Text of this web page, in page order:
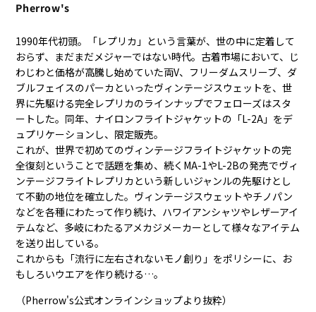
Pherrow's
1990年代初頭。「レプリカ」という言葉が、世の中に定着して
おらず、まだまだメジャーではない時代。古着市場において、じ
わじわと価格が高騰し始めていた両V、フリーダムスリーブ、ダ
ブルフェイスのパーカといったヴィンテージスウェットを、世
界に先駆ける完全レプリカのラインナップでフェローズはスタ
ートした。 同年、ナイロンフライトジャケットの「L-2A」をデ
ュプリケーションし、限定販売。
これが、世界で初めてのヴィンテージフライトジャケットの完
全復刻ということで話題を集め、続くMA-1やL-2Bの発売でヴィ
ンテージフライトレプリカという新しいジャンルの先駆けとし
て不動の地位を確立した。 ヴィンテージスウェットやチノパン
などを各種にわたって作り続け、ハワイアンシャツやレザーアイ
テムなど、多岐にわたるアメカジメーカーとして様々なアイテム
を送り出している。
これからも「流行に左右されないモノ創り」をポリシーに、お
もしろいウエアを作り続ける…。
（Pherrow's公式オンラインショップより抜粋）